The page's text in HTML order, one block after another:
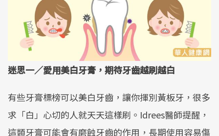
迷思一／愛用美白牙膏，期待牙齒越刷越白
有些牙膏標榜可以美白牙齒，讓你揮別黃板牙，很多
求「白」心切的人就天天這樣刷。Idrees醫師提醒，
這類牙膏可能會有磨蝕牙齒的作用，長期使用容易傷